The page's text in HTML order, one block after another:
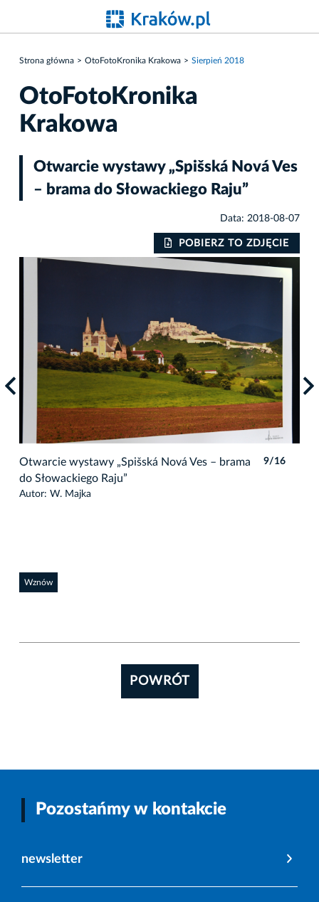
Strona główna OtoFotoKronika Krakowa Sierpień 2018
OtoFotoKronika
Krakowa
Otwarcie wystawy „Spišská Nová Ves
– brama do Słowackiego Raju”
Data: 2018-08-07
POBIERZ TO ZDJĘCIE
Otwarcie wystawy „Spišská Nová Ves – brama
do Słowackiego Raju”
Autor: W. Majka
9/16
Wznów
POWRÓT
Pozostańmy w kontakcie
newsletter